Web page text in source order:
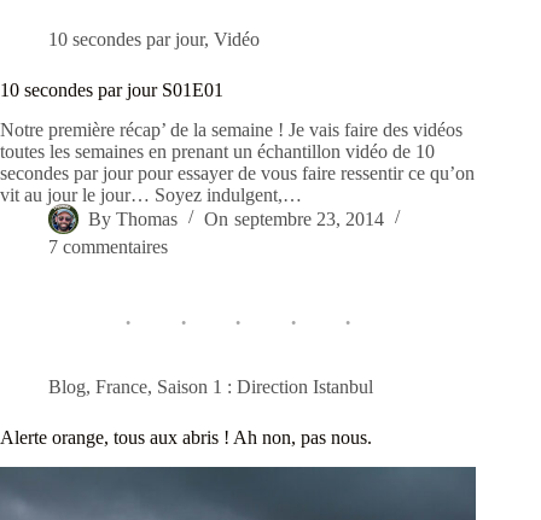
10 secondes par jour, Vidéo
10 secondes par jour S01E01
Notre première récap’ de la semaine ! Je vais faire des vidéos
toutes les semaines en prenant un échantillon vidéo de 10
secondes par jour pour essayer de vous faire ressentir ce qu’on
vit au jour le jour… Soyez indulgent,…
By Thomas On septembre 23, 2014
7 commentaires
Blog, France, Saison 1 : Direction Istanbul
Alerte orange, tous aux abris ! Ah non, pas nous.